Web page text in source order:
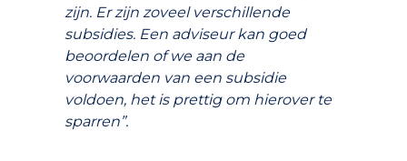
zijn. Er zijn zoveel verschillende
subsidies. Een adviseur kan goed
beoordelen of we aan de
voorwaarden van een subsidie
voldoen, het is prettig om hierover te
sparren”.